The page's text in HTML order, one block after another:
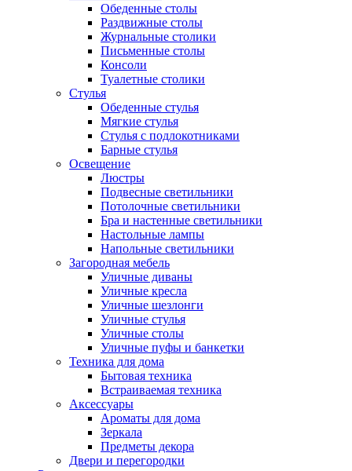
Обеденные столы
Раздвижные столы
Журнальные столики
Письменные столы
Консоли
Туалетные столики
Стулья
Обеденные стулья
Мягкие стулья
Стулья с подлокотниками
Барные стулья
Освещение
Люстры
Подвесные светильники
Потолочные светильники
Бра и настенные светильники
Настольные лампы
Напольные светильники
Загородная мебель
Уличные диваны
Уличные кресла
Уличные шезлонги
Уличные стулья
Уличные столы
Уличные пуфы и банкетки
Техника для дома
Бытовая техника
Встраиваемая техника
Аксессуары
Ароматы для дома
Зеркала
Предметы декора
Двери и перегородки